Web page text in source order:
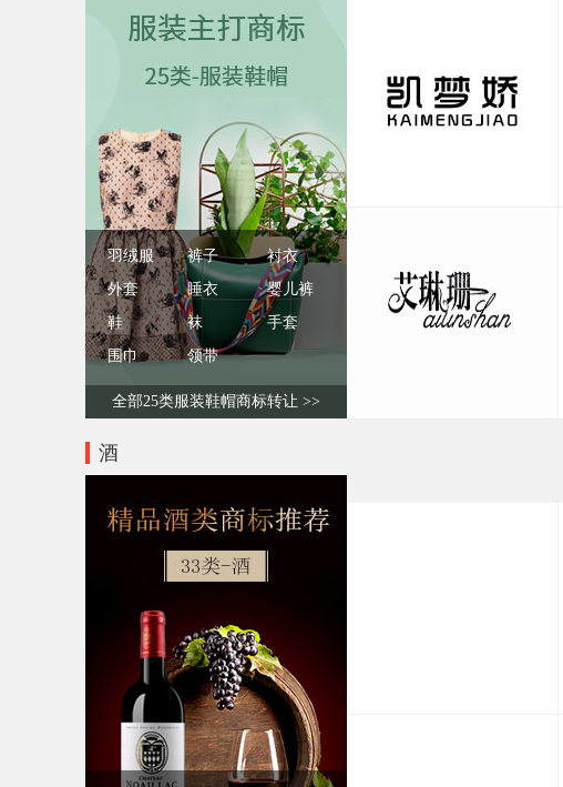
羽绒服 裤子
衬衣
外套
睡衣
婴儿裤
鞋
袜
手套
围巾
领带
全部25类服装鞋帽商标转让 >>
酒